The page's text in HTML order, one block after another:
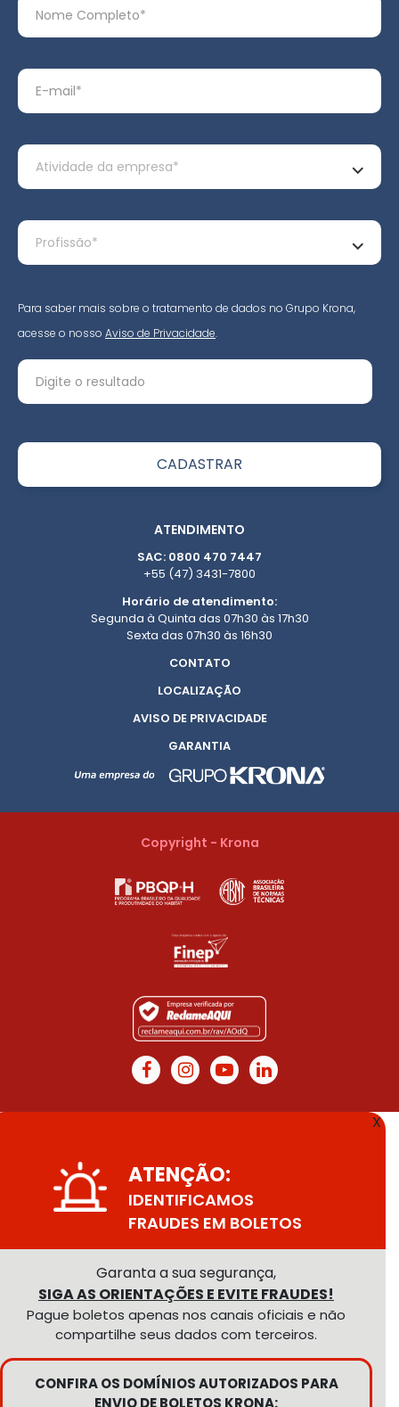
Para saber mais sobre o tratamento de dados no Grupo Krona,
acesse o nosso Aviso de Privacidade.
ATENDIMENTO
SAC: 0800 470 7447
+55 (47) 3431-7800
Horário de atendimento:
Segunda à Quinta das 07h30 às 17h30
Sexta das 07h30 às 16h30
CONTATO
LOCALIZAÇÃO
AVISO DE PRIVACIDADE
GARANTIA
Copyright - Krona
X
ATENÇÃO:
IDENTIFICAMOS
FRAUDES EM BOLETOS
Garanta a sua segurança,
SIGA AS ORIENTAÇÕES E EVITE FRAUDES!
Pague boletos apenas nos canais oficiais e não
compartilhe seus dados com terceiros.
CONFIRA OS DOMÍNIOS AUTORIZADOS PARA
ENVIO DE BOLETOS KRONA: